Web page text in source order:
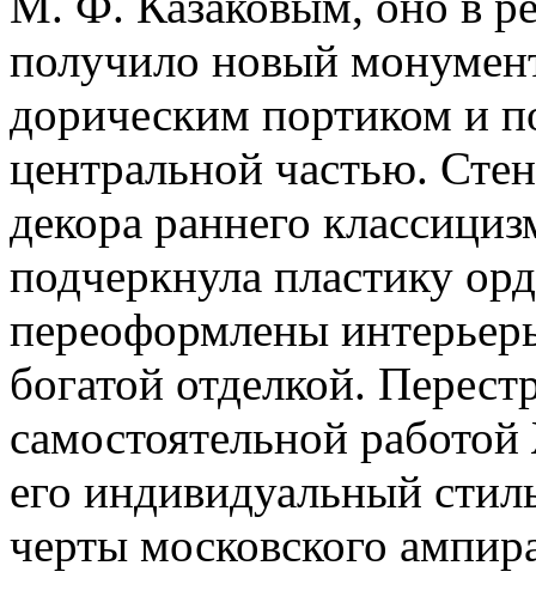
получило новый
дорическим портиком и
центральной частью.
декора раннего
подчеркнула пластику
переоформлены
богатой отделкой.
самостоятельной
его индивидуальный
черты московского